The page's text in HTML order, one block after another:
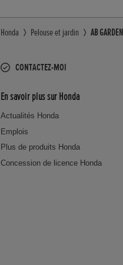
Honda Pelouse et jardin AB
CONTACTEZ-MOI
En savoir plus sur Honda
Actualités Honda
Emplois
Plus de produits Honda
Concession de licence Honda